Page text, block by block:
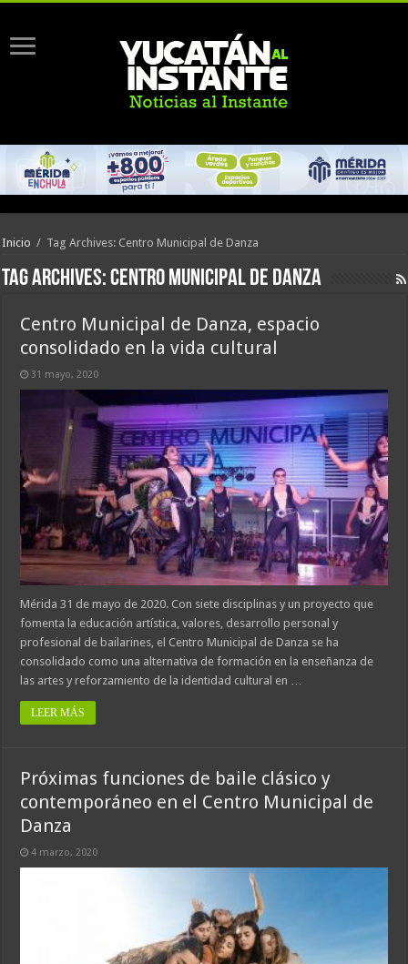
Inicio / Tag Archives: Centro Municipal de Danza
Tag Archives:Centro Municipal de Danza
Centro Municipal de Danza, espacio
consolidado en la vida cultural
31 mayo, 2020
Mérida 31 de mayo de 2020. Con siete disciplinas y un proyecto que
fomenta la educación artística, valores, desarrollo personal y
profesional de bailarines, el Centro Municipal de Danza se ha
consolidado como una alternativa de formación en la enseñanza de
las artes y reforzamiento de la identidad cultural en …
LEER MÁS
Próximas funciones de baile clásico y
contemporáneo en el Centro Municipal de
Danza
4 marzo, 2020